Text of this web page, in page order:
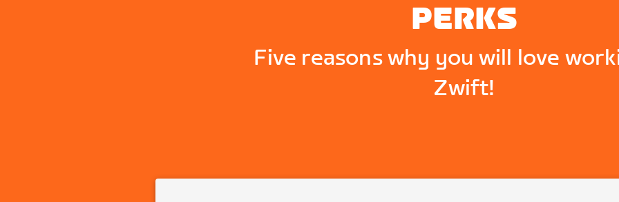
PERKS
Five reasons why you will love
Zwift!